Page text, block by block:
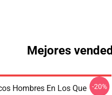
Mejores
Hombres En Los Que
-20%